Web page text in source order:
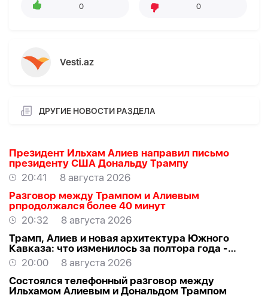
0 0
Vesti.az
ДРУГИЕ НОВОСТИ РАЗДЕЛА
Президент Ильхам Алиев направил письмо
президенту США Дональду Трампу
20:41
8 августа 2026
Разговор между Трампом и Алиевым
рпродолжался более 40 минут
20:32
8 августа 2026
Трамп, Алиев и новая архитектура Южного
Кавказа: что изменилось за полтора года -
ВЗГЛЯД
20:00
8 августа 2026
Состоялся телефонный разговор между
Ильхамом Алиевым и Дональдом Трампом